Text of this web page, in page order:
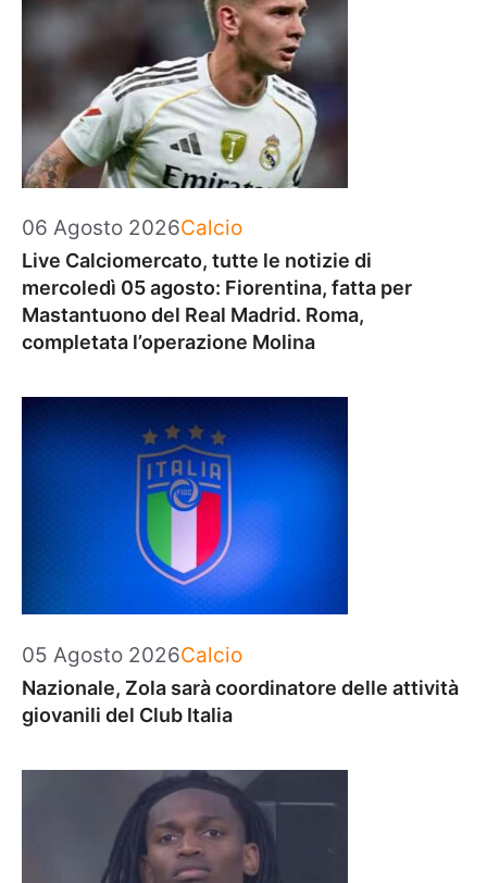
06 Agosto 2026Categorie
Calcio
Live Calciomercato, tutte le notizie di
mercoledì 05 agosto: Fiorentina, fatta per
Mastantuono del Real Madrid. Roma,
completata l’operazione Molina
05 Agosto 2026Categorie
Calcio
Nazionale, Zola sarà coordinatore delle attività
giovanili del Club Italia